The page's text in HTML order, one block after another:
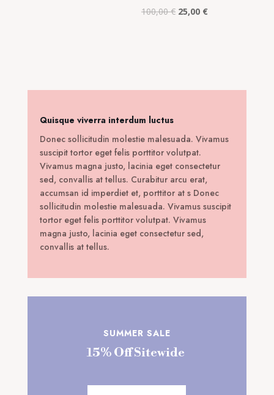
100,00€ Original
25,00 €
Quisque viverra interdum luctus
Donec sollicitudin molestie malesuada. Vivamus
suscipit tortor eget felis porttitor volutpat.
Vivamus magna justo, lacinia eget consectetur
sed, convallis at tellus. Curabitur arcu erat,
accumsan id imperdiet et, porttitor at s Donec
sollicitudin molestie malesuada. Vivamus suscipit
tortor eget felis porttitor volutpat. Vivamus
magna justo, lacinia eget consectetur sed,
convallis at tellus.
SUMMER SALE
15% Off Sitewide